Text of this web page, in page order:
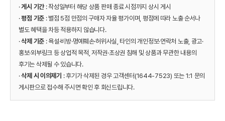
·게시 기간: 작성일부터 해당 상품 판매 종료 시점까지 상시 게시
·평점 기준 : 별점 5점 만점의 구매자 자율 평가이며, 평점에 따라 노출 순서나
별도 혜택을 차등 적용하지 않습니다.
·삭제 기준 : 욕설·비방·명예훼손·허위사실, 타인의 개인정보·연락처 노출, 광고·
홍보·외부링크 등 상업적 목적, 저작권·초상권 침해 및 상품과 무관한 내용의
후기는 삭제될 수 있습니다.
·삭제 시 이의제기 : 후기가 삭제된 경우 고객센터(1644-7523) 또는 1:1 문의
게시판으로 접수해 주시면 확인 후 회신드립니다.